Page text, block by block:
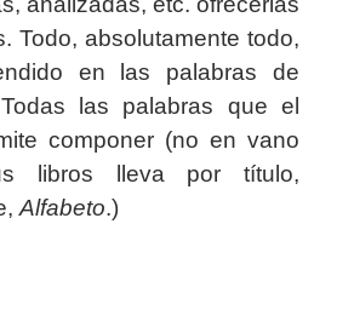
Todo, absolutamente todo,
en las palabras de
las palabras que el
componer (no en vano
libros lleva por título,
Alfabeto.)